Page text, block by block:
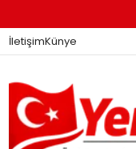
İletişimKünye